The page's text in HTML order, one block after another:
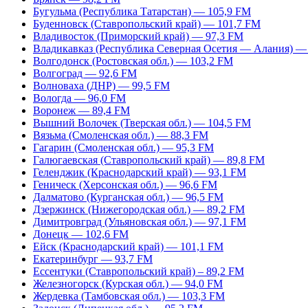
Бугульма (Республика Татарстан) — 105,9 FM
Буденновск (Ставропольский край) — 101,7 FM
Владивосток (Приморский край) — 97,3 FM
Владикавказ (Республика Северная Осетия — Алания)
Волгодонск (Ростовская обл.) — 103,2 FM
Волгоград — 92,6 FM
Волноваха (ДНР) — 99,5 FM
Вологда — 96,0 FM
Воронеж — 89,4 FM
Вышний Волочек (Тверская обл.) — 104,5 FM
Вязьма (Смоленская обл.) — 88,3 FM
Гагарин (Смоленская обл.) — 95,3 FM
Галюгаевская (Ставропольский край) — 89,8 FM
Геленджик (Краснодарский край) — 93,1 FM
Геническ (Херсонская обл.) — 96,6 FM
Далматово (Курганская обл.) — 96,5 FM
Дзержинск (Нижегородская обл.) — 89,2 FM
Димитровград (Ульяновская обл.) — 97,1 FM
Донецк — 102,6 FM
Ейск (Краснодарский край) — 101,1 FM
Екатеринбург — 93,7 FM
Ессентуки (Ставропольский край) – 89,2 FM
Железногорск (Курская обл.) — 94,0 FM
Жердевка (Тамбовская обл.) — 103,3 FM